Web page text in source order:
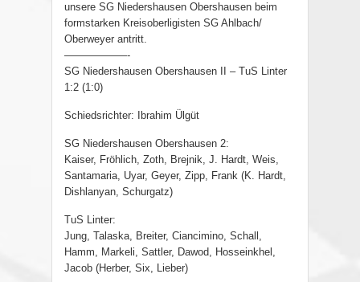
unsere SG Niedershausen Obershausen beim
formstarken Kreisoberligisten SG Ahlbach/
Oberweyer antritt.
——————-
SG Niedershausen Obershausen II – TuS Linter
1:2 (1:0)
Schiedsrichter: Ibrahim Ülgüt
SG Niedershausen Obershausen 2:
Kaiser, Fröhlich, Zoth, Brejnik, J. Hardt, Weis,
Santamaria, Uyar, Geyer, Zipp, Frank (K. Hardt,
Dishlanyan, Schurgatz)
TuS Linter:
Jung, Talaska, Breiter, Ciancimino, Schall,
Hamm, Markeli, Sattler, Dawod, Hosseinkhel,
Jacob (Herber, Six, Lieber)